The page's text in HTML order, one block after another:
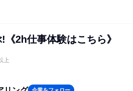
2h仕事体験はこちら》
上